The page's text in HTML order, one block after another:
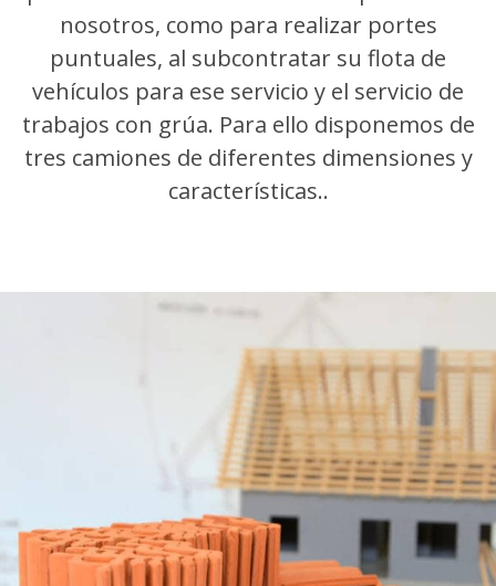
nosotros, como para realizar portes
puntuales, al subcontratar su flota de
vehículos para ese servicio y el servicio de
trabajos con grúa. Para ello disponemos de
tres camiones de diferentes dimensiones y
características..